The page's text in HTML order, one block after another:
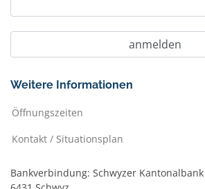
Weitere Informationen
Öffnungszeiten
Kontakt / Situationsplan
Bankverbindung: Schwyzer Kantonalbank